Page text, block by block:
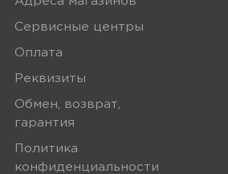
Сервисные центры
Оплата
Реквизиты
Обмен, возврат,
гарантия
Политика
конфиденциальности